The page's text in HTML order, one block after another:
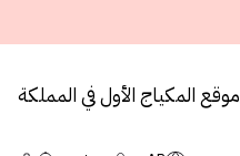
موقع المكياج الأول في المملكة